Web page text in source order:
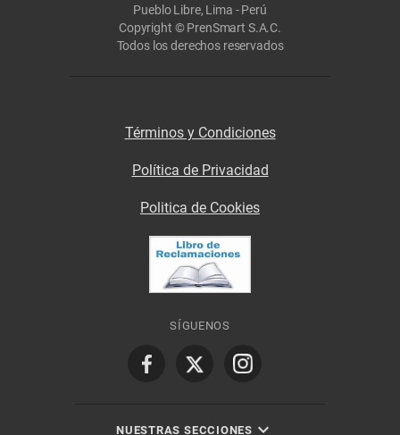
Pueblo Libre, Lima - Perú
Copyright © PrenSmart S.A.C.
Todos los derechos reservados
Términos y Condiciones
Política de Privacidad
Politica de Cookies
SÍGUENOS
NUESTRAS SECCIONES